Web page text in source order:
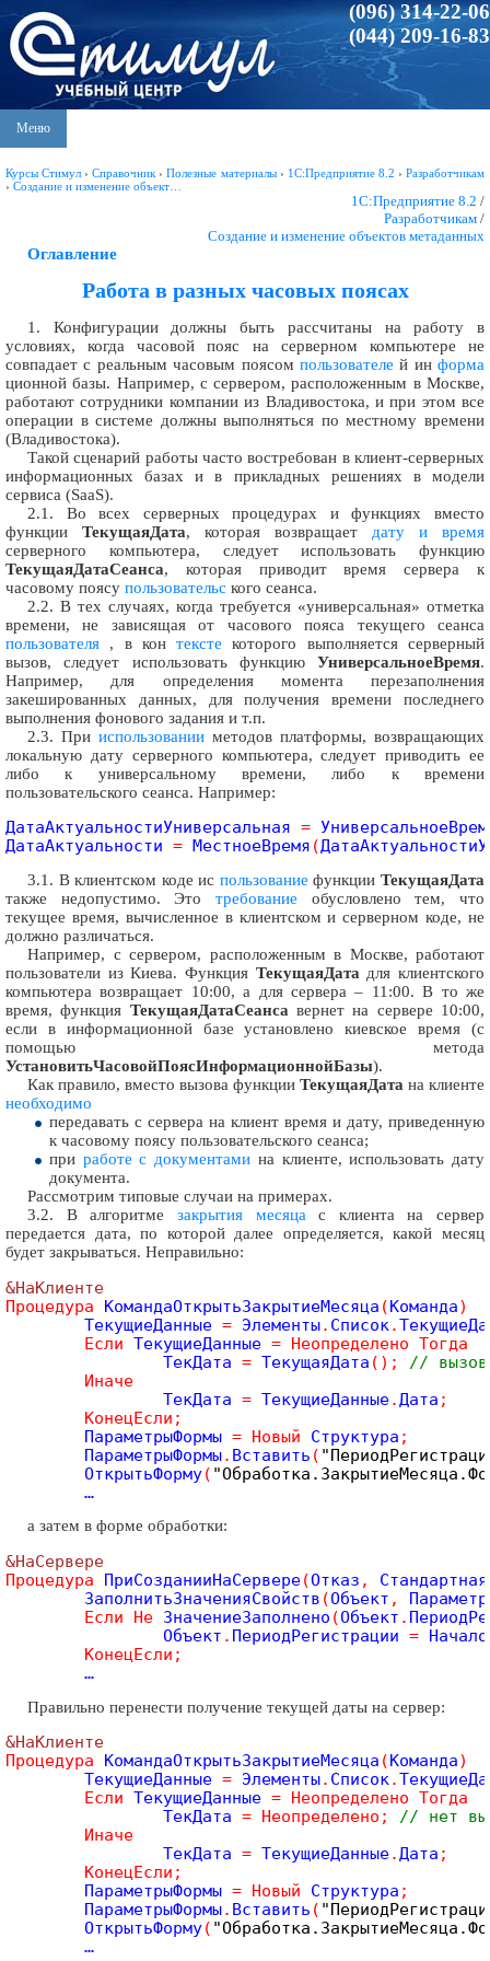
(096) 314-22-06
(044) 209-16-83
Меню
Курсы Стимул ›Справочник ›Полезные материалы› 1С:Предприятие 8.2 ›Разработчикам
› Создание и изменение объект…
1С:Предприятие 8.2 /
Разработчикам /
Создание и изменение объектов метаданных
Оглавление
Работа в разных часовых поясах
1. Конфигурации должны быть рассчитаны на работу в
условиях, когда часовой пояс на серверном компьютере не
совпадает с реальным часовым поясом пользователе й ин форма
ционной базы. Например, с сервером, расположенным в Москве,
работают сотрудники компании из Владивостока, и при этом все
операции в системе должны выполняться по местному времени
(Владивостока).
Такой сценарий работы часто востребован в клиент-серверных
информационных базах и в прикладных решениях в модели
сервиса (SaaS).
2.1. Во всех серверных процедурах и функциях вместо
функции ТекущаяДата, которая возвращает дату и время
серверного компьютера, следует использовать функцию
ТекущаяДатаСеанса, которая приводит время сервера к
часовому поясу пользовательс кого сеанса.
2.2. В тех случаях, когда требуется «универсальная» отметка
времени, не зависящая от часового пояса текущего сеанса
пользователя , в контексте которого выполняется серверный
вызов, следует использовать функцию УниверсальноеВремя.
Например, для определения момента перезаполнения
закешированных данных, для получения времени последнего
выполнения фонового задания и т.п.
2.3. При использовании методов платформы, возвращающих
локальную дату серверного компьютера, следует приводить ее
либо к универсальному времени, либо к времени
пользовательского сеанса. Например:
ДатаАктуальностиУниверсальная =
ДатаАктуальности = МестноеВремя (
3.1. В клиентском коде ис пользование функцииТекущаяДата
также недопустимо. Это требование обусловлено тем, что
текущее время, вычисленное в клиентском и серверном коде, не
должно различаться.
Например, с сервером, расположенным в Москве, работают
пользователи из Киева. Функция ТекущаяДата для клиентского
компьютера возвращает 10:00, а для сервера – 11:00. В то же
время, функция ТекущаяДатаСеанса вернет на сервере 10:00,
если в информационной базе установлено киевское время (с
помощью метода
УстановитьЧасовойПоясИнформационнойБазы).
Как правило, вместо вызова функции ТекущаяДата на клиенте
необходимо
передавать с сервера на клиент время и дату, приведенную
к часовому поясу пользовательского сеанса;
при работе с документами на клиенте, использовать дату
документа.
Рассмотрим типовые случаи на примерах.
3.2. В алгоритме закрытия месяца с клиента на сервер
передается дата, по которой далее определяется, какой месяц
будет закрываться. Неправильно:
&НаКлиенте
Процедура КомандаОткрытьЗакрытиеМесяца (Команда)
	ТекущиеДанные
= Элементы. Список .
Если ТекущиеДанные = Неопределено Тогда
		ТекДата
= ТекущаяДата ( ) ;
// вызов
Иначе
		ТекДата
= ТекущиеДанные. Дата ;
КонецЕсли ;
	ПараметрыФормы
= Новый Структура ;
	ПараметрыФормы
. Вставить (
	ОткрытьФорму
(
а затем в форме обработки:
&НаСервере
Процедура ПриСозданииНаСервере(Отказ ,
	ЗаполнитьЗначенияСвойств
(Объект ,
Если
Не ЗначениеЗаполнено (Объект .
		Объект
. ПериодРегистрации =
КонецЕсли ;
Правильно перенести получение текущей даты на сервер:
&НаКлиенте
Процедура КомандаОткрытьЗакрытиеМесяца (Команда)
	ТекущиеДанные
= Элементы. Список .
Если ТекущиеДанные = Неопределено Тогда
		ТекДата
= Неопределено ;
// нет
Иначе
		ТекДата
= ТекущиеДанные. Дата ;
КонецЕсли ;
	ПараметрыФормы
= Новый Структура ;
	ПараметрыФормы
. Вставить (
	ОткрытьФорму
(